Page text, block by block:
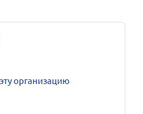
организацию